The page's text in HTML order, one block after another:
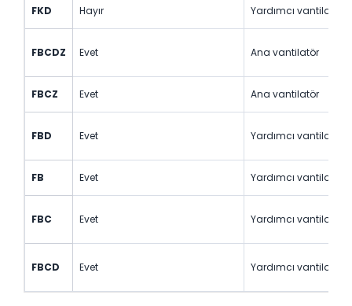
FKD Hayır Yardımcı vantilatör
FBCDZ Evet Ana vantilatör
FBCZ Evet Ana vantilatör
FBD Evet Yardımcı vantilatör
FB Evet Yardımcı vantilatör
FBC Evet Yardımcı vantilatör
FBCD Evet Yardımcı vantilatör